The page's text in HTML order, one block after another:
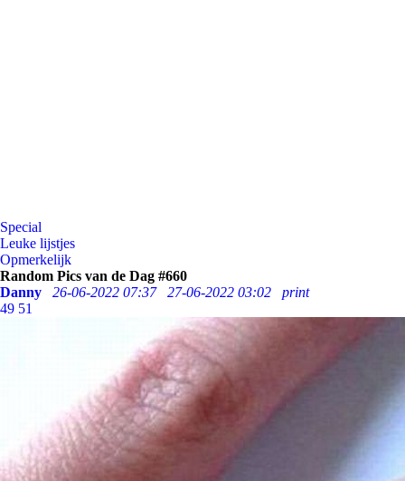
Special
Leuke lijstjes
Opmerkelijk
Random Pics van de Dag #660
Danny
26-06-2022 07:37 27-06-2022 03:02
print
49 51